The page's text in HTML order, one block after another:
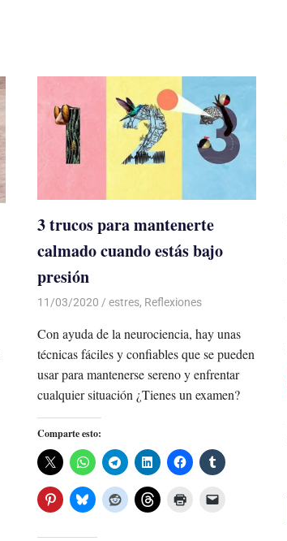
3 trucos para mantenerte
calmado cuando estás bajo
presión
11/03/2020 De todo un Poco
estres, Reflexiones
Con ayuda de la neurociencia, hay unas
técnicas fáciles y confiables que se pueden
usar para mantenerse sereno y enfrentar
cualquier situación ¿Tienes un examen?
Comparte esto: